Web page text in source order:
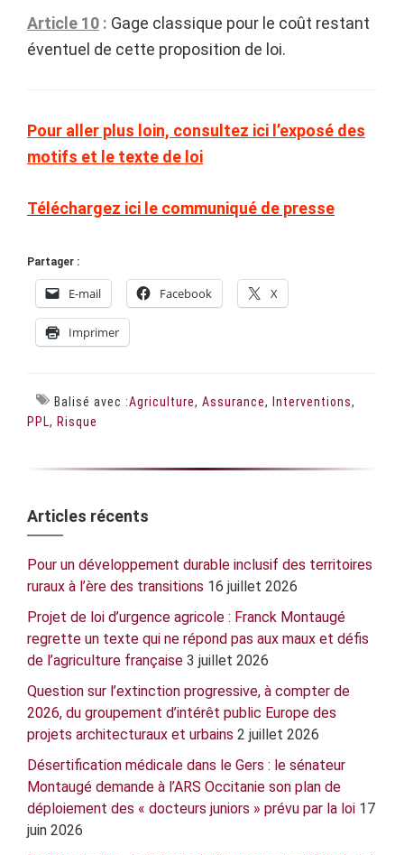
Article 10 : Gage classique pour le coût restant
éventuel de cette proposition de loi.
Pour aller plus loin, consultez ici l’exposé des
motifs et le texte de loi
Téléchargez ici le communiqué de presse
Partager :
E-mail Facebook X
Imprimer
Balisé avec :Agriculture, Assurance, Interventions,
PPL, Risque
Barre
latérale
principale
Articles récents
Pour un développement durable inclusif des territoires
ruraux à l’ère des transitions 16 juillet 2026
Projet de loi d’urgence agricole : Franck Montaugé
regrette un texte qui ne répond pas aux maux et défis
de l’agriculture française 3 juillet 2026
Question sur l’extinction progressive, à compter de
2026, du groupement d’intérêt public Europe des
projets architecturaux et urbains 2 juillet 2026
Désertification médicale dans le Gers : le sénateur
Montaugé demande à l’ARS Occitanie son plan de
déploiement des « docteurs juniors » prévu par la loi 17
juin 2026